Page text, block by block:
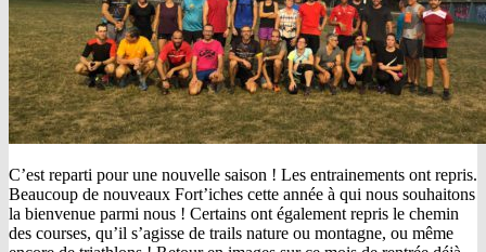
C’est reparti pour une nouvelle saison ! Les entrainements ont repris.
Beaucoup de nouveaux Fort’iches cette année à qui nous souhaitons
la bienvenue parmi nous ! Certains ont également repris le chemin
des courses, qu’il s’agisse de trails nature ou montagne, ou même